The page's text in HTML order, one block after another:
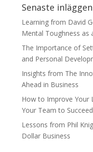
Senaste inläggen
Learning from David
Mental Toughness as
The Importance of
and Personal
Insights from The
Ahead in Business
How to Improve Your
Your Team to Succeed
Lessons from Phil
Dollar Business